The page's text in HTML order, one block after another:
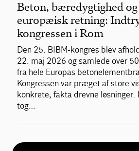
Beton, bæredygtighed
europæisk retning:
kongressen i Rom
Den 25. BIBM-kongres blev
22. maj 2026 og samlede over
fra hele Europas
Kongressen var præget af store
konkrete, fakta drevne løsninger.
tog…